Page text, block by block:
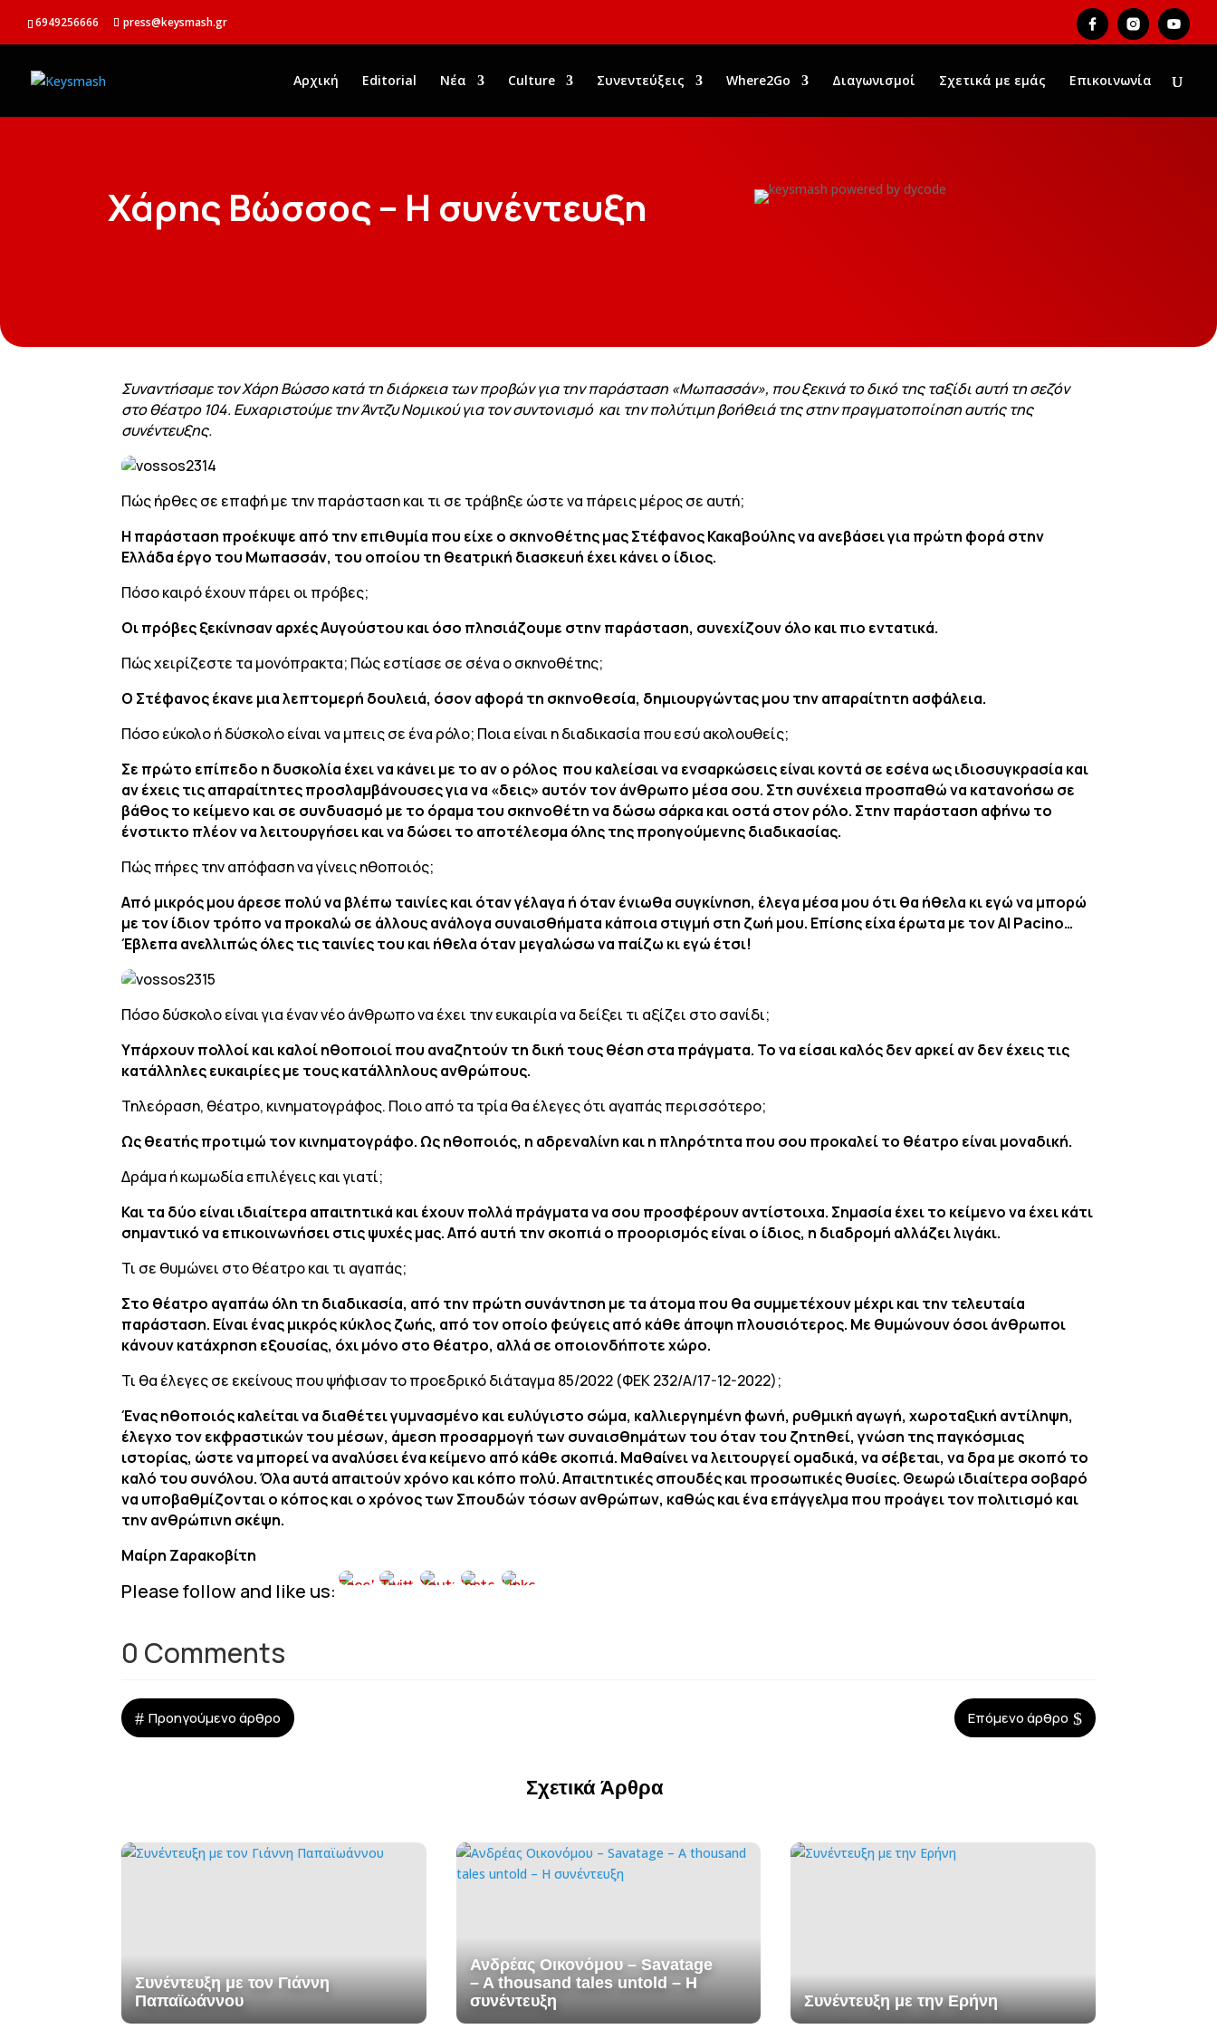
6949256666 press@keysmash.gr
Αρχική Editorial Νέα Culture Συνεντεύξεις Where2Go Διαγωνισμοί Σχετικά με εμάς Επικοινωνία
Χάρης Βώσσος – Η συνέντευξη
Συναντήσαμε τον Χάρη Βώσσο κατά τη διάρκεια των προβών για την παράσταση «Μωπασσάν», που ξεκινά το δικό της ταξίδι αυτή τη σεζόν
στο θέατρο 104. Ευχαριστούμε την Άντζυ Νομικού για τον συντονισμό και την πολύτιμη βοήθειά της στην πραγματοποίηση αυτής της
συνέντευξης.
Πώς ήρθες σε επαφή με την παράσταση και τι σε τράβηξε ώστε να πάρεις μέρος σε αυτή;
Η παράσταση προέκυψε από την επιθυμία που είχε ο σκηνοθέτης μας Στέφανος Κακαβούλης να ανεβάσει για πρώτη φορά στην
Ελλάδα έργο του Μωπασσάν, του οποίου τη θεατρική διασκευή έχει κάνει ο ίδιος.
Πόσο καιρό έχουν πάρει οι πρόβες;
Οι πρόβες ξεκίνησαν αρχές Αυγούστου και όσο πλησιάζουμε στην παράσταση, συνεχίζουν όλο και πιο εντατικά.
Πώς χειρίζεστε τα μονόπρακτα; Πώς εστίασε σε σένα ο σκηνοθέτης;
Ο Στέφανος έκανε μια λεπτομερή δουλειά, όσον αφορά τη σκηνοθεσία, δημιουργώντας μου την απαραίτητη ασφάλεια.
Πόσο εύκολο ή δύσκολο είναι να μπεις σε ένα ρόλο; Ποια είναι η διαδικασία που εσύ ακολουθείς;
Σε πρώτο επίπεδο η δυσκολία έχει να κάνει με το αν ο ρόλος που καλείσαι να ενσαρκώσεις είναι κοντά σε εσένα ως ιδιοσυγκρασία και
αν έχεις τις απαραίτητες προσλαμβάνουσες για να «δεις» αυτόν τον άνθρωπο μέσα σου. Στη συνέχεια προσπαθώ να κατανοήσω σε
βάθος το κείμενο και σε συνδυασμό με το όραμα του σκηνοθέτη να δώσω σάρκα και οστά στον ρόλο. Στην παράσταση αφήνω το
ένστικτο πλέον να λειτουργήσει και να δώσει το αποτέλεσμα όλης της προηγούμενης διαδικασίας.
Πώς πήρες την απόφαση να γίνεις ηθοποιός;
Από μικρός μου άρεσε πολύ να βλέπω ταινίες και όταν γέλαγα ή όταν ένιωθα συγκίνηση, έλεγα μέσα μου ότι θα ήθελα κι εγώ να μπορώ
με τον ίδιον τρόπο να προκαλώ σε άλλους ανάλογα συναισθήματα κάποια στιγμή στη ζωή μου. Επίσης είχα έρωτα με τον Al Pacino…
Έβλεπα ανελλιπώς όλες τις ταινίες του και ήθελα όταν μεγαλώσω να παίζω κι εγώ έτσι!
Πόσο δύσκολο είναι για έναν νέο άνθρωπο να έχει την ευκαιρία να δείξει τι αξίζει στο σανίδι;
Υπάρχουν πολλοί και καλοί ηθοποιοί που αναζητούν τη δική τους θέση στα πράγματα. Το να είσαι καλός δεν αρκεί αν δεν έχεις τις
κατάλληλες ευκαιρίες με τους κατάλληλους ανθρώπους.
Τηλεόραση, θέατρο, κινηματογράφος. Ποιο από τα τρία θα έλεγες ότι αγαπάς περισσότερο;
Ως θεατής προτιμώ τον κινηματογράφο. Ως ηθοποιός, η αδρεναλίνη και η πληρότητα που σου προκαλεί το θέατρο είναι μοναδική.
Δράμα ή κωμωδία επιλέγεις και γιατί;
Και τα δύο είναι ιδιαίτερα απαιτητικά και έχουν πολλά πράγματα να σου προσφέρουν αντίστοιχα. Σημασία έχει το κείμενο να έχει κάτι
σημαντικό να επικοινωνήσει στις ψυχές μας. Από αυτή την σκοπιά ο προορισμός είναι ο ίδιος, η διαδρομή αλλάζει λιγάκι.
Τι σε θυμώνει στο θέατρο και τι αγαπάς;
Στο θέατρο αγαπάω όλη τη διαδικασία, από την πρώτη συνάντηση με τα άτομα που θα συμμετέχουν μέχρι και την τελευταία
παράσταση. Είναι ένας μικρός κύκλος ζωής, από τον οποίο φεύγεις από κάθε άποψη πλουσιότερος. Με θυμώνουν όσοι άνθρωποι
κάνουν κατάχρηση εξουσίας, όχι μόνο στο θέατρο, αλλά σε οποιονδήποτε χώρο.
Τι θα έλεγες σε εκείνους που ψήφισαν το προεδρικό διάταγμα 85/2022 (ΦΕΚ 232/Α/17-12-2022);
Ένας ηθοποιός καλείται να διαθέτει γυμνασμένο και ευλύγιστο σώμα, καλλιεργημένη φωνή, ρυθμική αγωγή, χωροταξική αντίληψη,
έλεγχο τον εκφραστικών του μέσων, άμεση προσαρμογή των συναισθημάτων του όταν του ζητηθεί, γνώση της παγκόσμιας
ιστορίας, ώστε να μπορεί να αναλύσει ένα κείμενο από κάθε σκοπιά. Μαθαίνει να λειτουργεί ομαδικά, να σέβεται, να δρα με σκοπό το
καλό του συνόλου. Όλα αυτά απαιτούν χρόνο και κόπο πολύ. Απαιτητικές σπουδές και προσωπικές θυσίες. Θεωρώ ιδιαίτερα σοβαρό
να υποβαθμίζονται ο κόπος και ο χρόνος των Σπουδών τόσων ανθρώπων, καθώς και ένα επάγγελμα που προάγει τον πολιτισμό και
την ανθρώπινη σκέψη.
Μαίρη Ζαρακοβίτη
Please follow and like us:
0 Comments
# Προηγούμενο άρθρο Επόμενο άρθρο $
Σχετικά Άρθρα
Συνέντευξη με τον Γιάννη
Παπαϊωάννου
Ανδρέας Οικονόμου – Savatage
– A thousand tales untold – H
συνέντευξη
Συνέντευξη με την Ερήνη